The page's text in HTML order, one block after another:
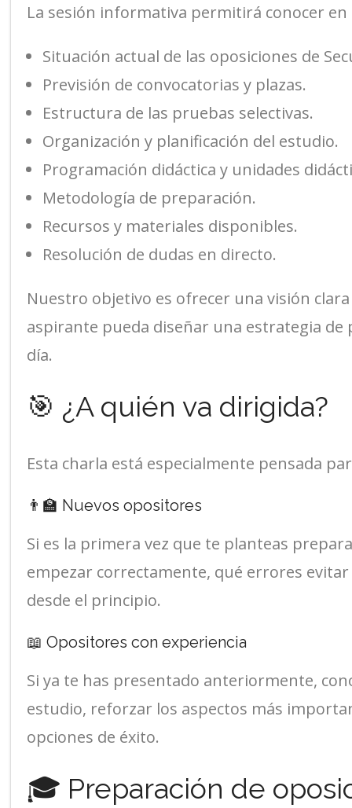
La sesión informativa permitirá conocer en
Situación actual de las oposiciones de
Previsión de convocatorias y plazas.
Estructura de las pruebas selectivas.
Organización y planificación del estudio.
Programación didáctica y unidades
Metodología de preparación.
Recursos y materiales disponibles.
Resolución de dudas en directo.
Nuestro objetivo es ofrecer una visión
aspirante pueda diseñar una estrategia
día.
🎯 ¿A quién va dirigida?
Esta charla está especialmente pensada
👨‍🏫 Nuevos opositores
Si es la primera vez que te planteas
empezar correctamente, qué errores
desde el principio.
📖 Opositores con experiencia
Si ya te has presentado anteriormente,
estudio, reforzar los aspectos más
opciones de éxito.
🎓 Preparación de